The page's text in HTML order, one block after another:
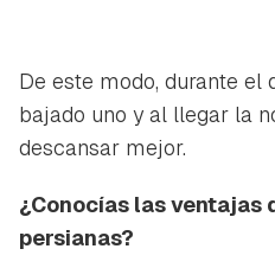
De este modo, durante el
bajado uno y al llegar la
descansar mejor.
¿Conocías las ventajas
persianas?